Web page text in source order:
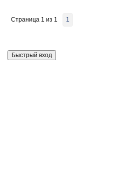
Страница 1 из 1 1